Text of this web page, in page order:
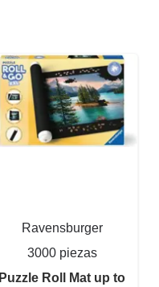
Ravensburger
3000 piezas
Puzzle Roll Mat up to